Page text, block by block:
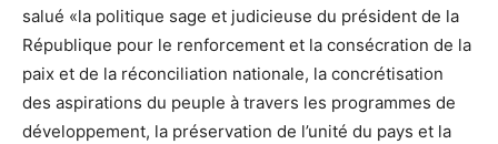
salué «la politique sage et judicieuse du président de la
République pour le renforcement et la consécration de la
paix et de la réconciliation nationale, la concrétisation
des aspirations du peuple à travers les programmes de
développement, la préservation de l’unité du pays et la